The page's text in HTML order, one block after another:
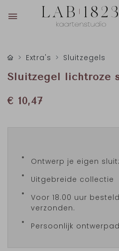
Extra's Sluitzegels
Sluitzegel lichtroze
€ 10,47
Ontwerp je eigen
Uitgebreide collectie
Voor 18.00 uur
verzonden.
Persoonlijk